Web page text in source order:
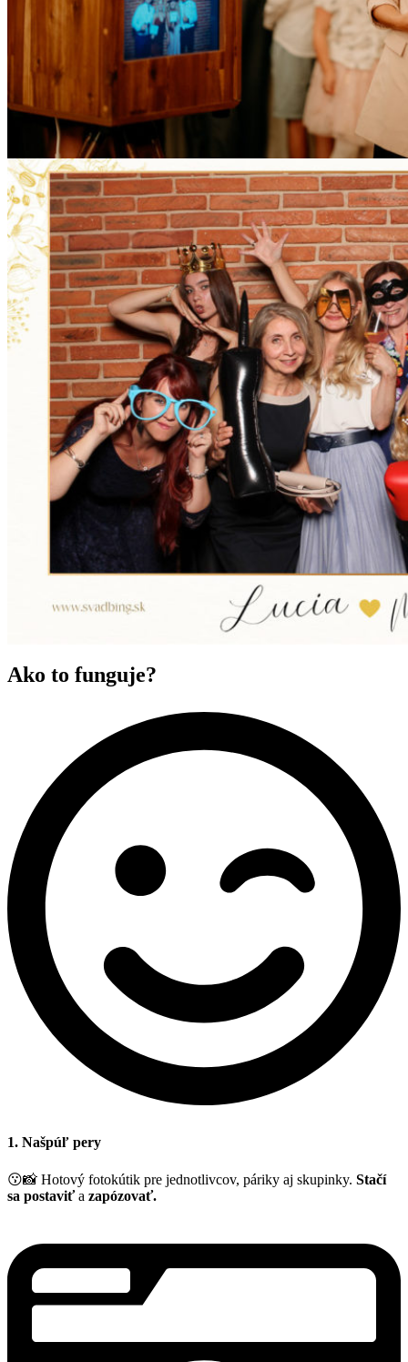
Ako to funguje?
1. Našpúľ pery
😗📸 Hotový fotokútik pre jednotlivcov, páriky aj skupinky. Stačí
sa postaviťa zapózovať.